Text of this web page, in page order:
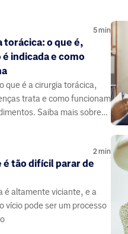
5min
torácica: o que é,
é indicada e como
que é a cirurgia torácica,
trata e como funcionam
Saiba mais sobre
2 min
é tão difícil parar de
é altamente viciante, e a
vício pode ser um processo